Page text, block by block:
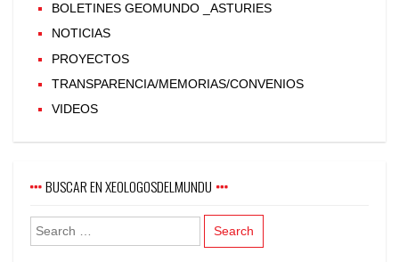
BOLETINES GEOMUNDO _ASTURIES
NOTICIAS
PROYECTOS
TRANSPARENCIA/MEMORIAS/CONVENIOS
VIDEOS
BUSCAR EN XEOLOGOSDELMUNDU